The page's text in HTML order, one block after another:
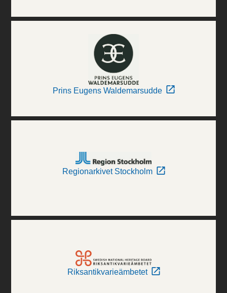
Prins Eugens Waldemarsudde
Regionarkivet Stockholm
Riksantikvarieämbetet